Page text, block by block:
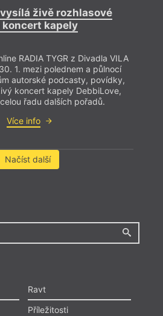
živě rozhlasové
koncert kapely
RADIA TYGR z Divadla VILA
1. mezi polednem a půlnocí
autorské podcasty, povídky,
koncert kapely DebbiLove,
řadu dalších pořadů.
Více info
Načíst další
Ravt
Příležitosti